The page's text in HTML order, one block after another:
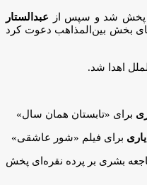
پخش شد و سپس از
عبدالستار
بخش بین‌المذاهب دعوت کرد
اهدا شد.
برای «تابستان همان سال»
برای فیلم «شور عاشقی»
بشری بر پرده نقره‌ای پخش